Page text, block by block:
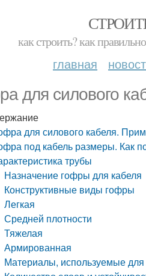
как строить? как
главная
для силового
для силового кабеля.
под кабель размеры. Как
трубы
Назначение гофры для кабеля
Конструктивные виды гофры
Легкая
Средней плотности
Тяжелая
Армированная
Материалы, используемые